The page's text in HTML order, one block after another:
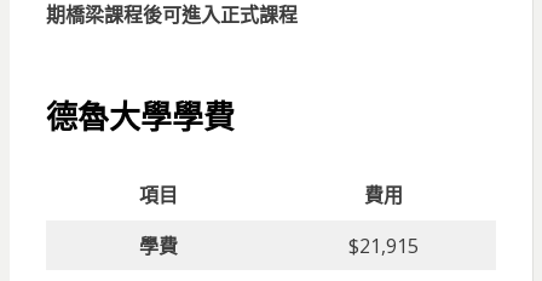
期橋梁課程後可進入正式課程
德魯大學學費
項目
費用
學費
$21,915